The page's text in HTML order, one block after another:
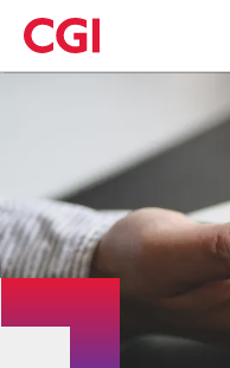
Skip
to
main